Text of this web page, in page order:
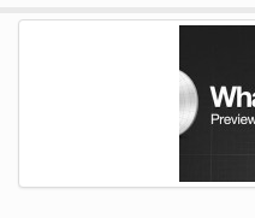
드 브라우저를 시도 합니다.
VOIP 확인 전화 없이 자유롭게 인터
설정 된 터널 더블 암호화 하 고 안전
정을 사용 하 여, 해커는 하지 기회가
의 아무 표시 때문에 당신의 장치에
에 대 한 신뢰할 수 있는 & 신뢰할 수